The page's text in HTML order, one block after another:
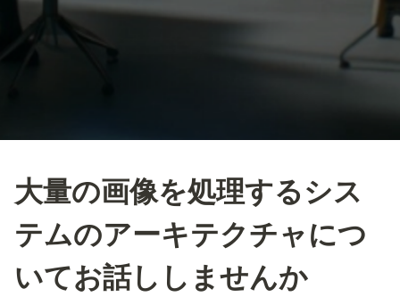
大量の画像を処理するシス
テムのアーキテクチャにつ
いてお話ししませんか